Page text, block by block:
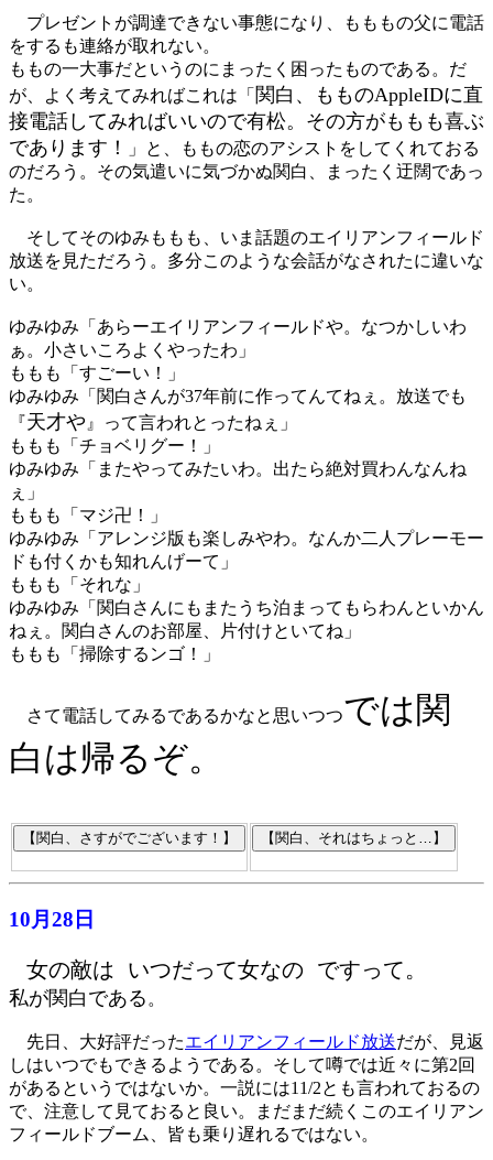
プレゼントが調達できない事態になり、もももの父に電話
をするも連絡が取れない。
ももの一大事だというのにまったく困ったものである。だ
が、よく考えてみればこれは「 関白、もものAppleIDに直
接電話してみればいいので有松。その方がももも喜ぶ
であります！
」と、ももの恋のアシストをしてくれておる
のだろう。その気遣いに気づかぬ関白、まったく迂闊であっ
た。
そしてそのゆみももも、いま話題のエイリアンフィールド
放送を見ただろう。多分このような会話がなされたに違いな
い。
ゆみゆみ「あらーエイリアンフィールドや。なつかしいわ
ぁ。小さいころよくやったわ」
ももも「すごーい！」
ゆみゆみ「関白さんが37年前に作ってんてねぇ。放送でも
『天才や 』って言われとったねぇ」
ももも「チョベリグー！」
ゆみゆみ「またやってみたいわ。出たら絶対買わんなんね
ぇ」
ももも「マジ卍！」
ゆみゆみ「アレンジ版も楽しみやわ。なんか二人プレーモー
ドも付くかも知れんげーて」
ももも「それな」
ゆみゆみ「関白さんにもまたうち泊まってもらわんといかん
ねぇ。関白さんのお部屋、片付けといてね」
ももも「掃除するンゴ！」
さて電話してみるであるかなと思いつつでは関
白は帰るぞ。
10月28日
女の敵は いつだって女なの ですって。
私が関白である 。
先日、大好評だったエイリアンフィールド放送だが、見返
しはいつでもできるようである。そして噂では近々に第2回
があるというではないか。一説には11/2とも言われておるの
で、注意して見ておると良い。まだまだ続くこのエイリアン
フィールドブーム、皆も乗り遅れるではない。